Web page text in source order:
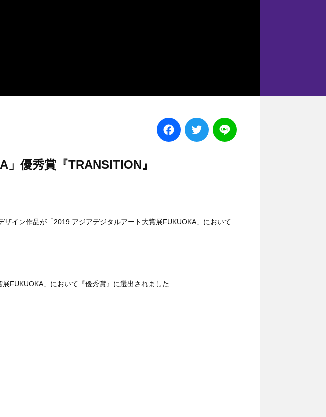
Facebook
TwitterLine
優秀賞『TRANSITION』
イン作品が「2019 アジアデジタルアート大賞展FUKUOKA」において
FUKUOKA」において『優秀賞』に選出されました